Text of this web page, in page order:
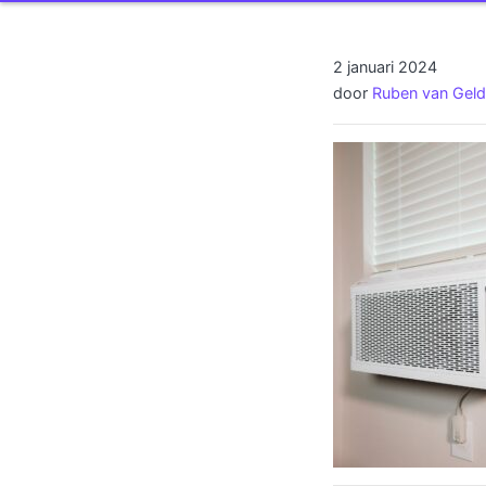
2 januari 2024
door Ruben van